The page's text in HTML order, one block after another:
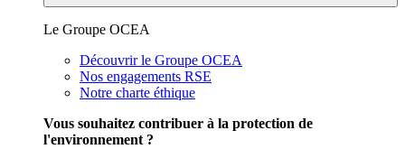
Le Groupe OCEA
Découvrir le Groupe OCEA
Nos engagements RSE
Notre charte éthique
Vous souhaitez contribuer à la protection de
l'environnement ?